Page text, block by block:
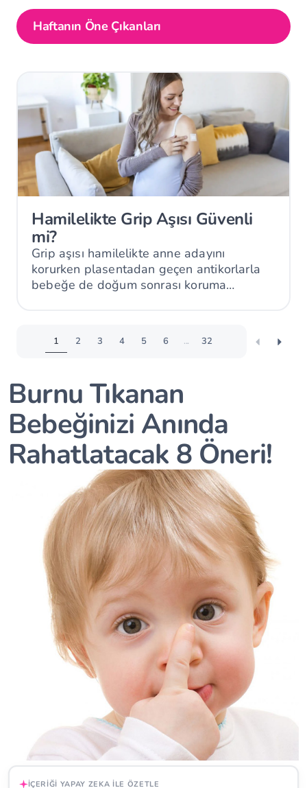
Haftanın Öne Çıkanları
Hamilelikte Grip Aşısı Güvenli
mi?
Grip aşısı hamilelikte anne adayını
korurken plasentadan geçen antikorlarla
bebeğe de doğum sonrası koruma
1 2 3 4 5 6 ... 32
Burnu Tıkanan
Bebeğinizi Anında
Rahatlatacak 8 Öneri!
İÇERIĞI YAPAY ZEKA ILE ÖZETLE